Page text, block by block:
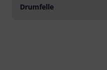
Drumfelle